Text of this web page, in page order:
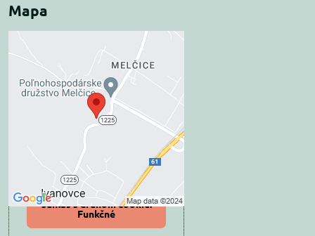
Mapa
Externý obsah je
blokovaný Voľbami
súkromia
Prajete si načítať externý obsah?
Povoliť tentokrát
Povoliť a zapamätať -
súhlas s druhom cookie:
Funkčné